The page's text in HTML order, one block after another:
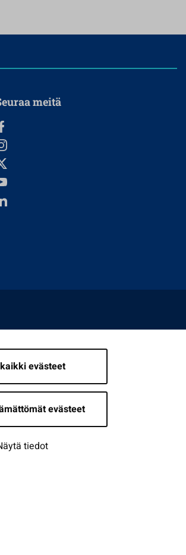
evästeet
evästeet
tiedot
meitä